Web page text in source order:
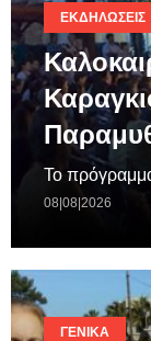
ΕΚΔΗΛΏΣΕΙΣ
Το
08|08|2026
ΓΕΝΙΚΆ